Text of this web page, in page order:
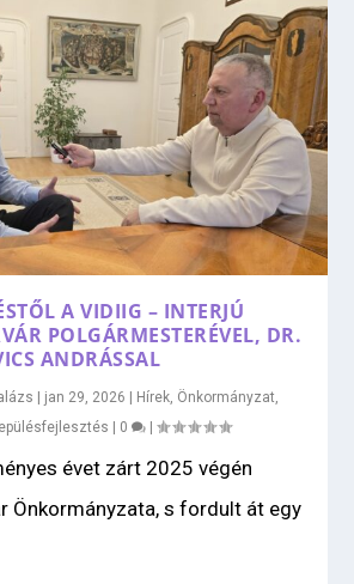
A VIDIIG – INTERJÚ
POLGÁRMESTERÉVEL, DR.
ANDRÁSSAL
| jan 29, 2026 | Hírek Önkormányzat
| 0 |
évet zárt 2025 végén
Önkormányzata, s fordult át egy